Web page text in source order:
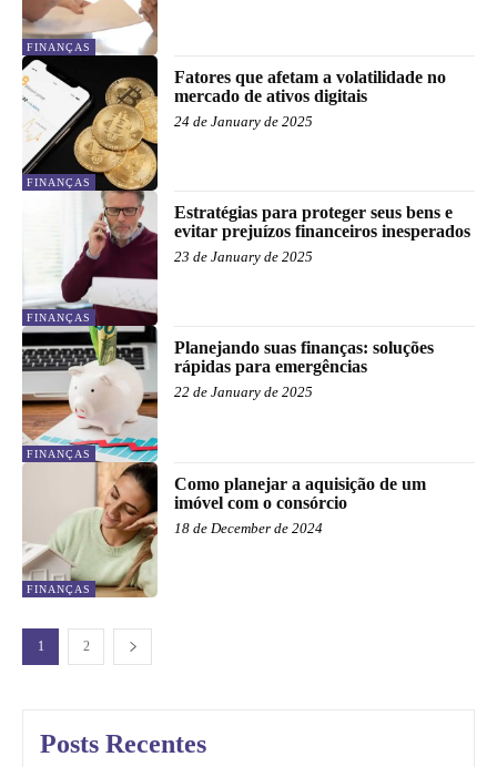
FINANÇAS
FINANÇAS
Fatores que afetam a volatilidade no
mercado de ativos digitais
24 de January de 2025
FINANÇAS
Estratégias para proteger seus bens e
evitar prejuízos financeiros inesperados
23 de January de 2025
FINANÇAS
Planejando suas finanças: soluções
rápidas para emergências
22 de January de 2025
FINANÇAS
Como planejar a aquisição de um
imóvel com o consórcio
18 de December de 2024
1 2
Posts Recentes